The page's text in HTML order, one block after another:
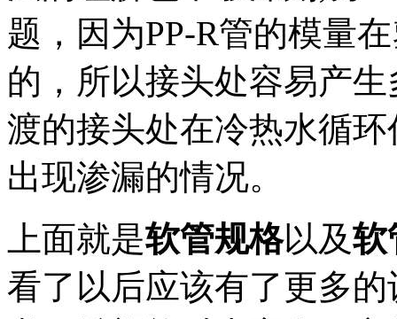
题，因为PP-R管的模量
的，所以接头处容易产
渡的接头处在冷热水循
出现渗漏的情况。
上面就是软管规格以及软
看了以后应该有了更多